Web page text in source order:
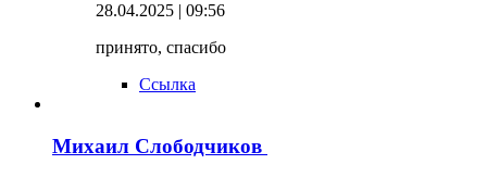
28.04.2025 | 09:56
принято, спасибо
Ссылка
Михаил Слободчиков